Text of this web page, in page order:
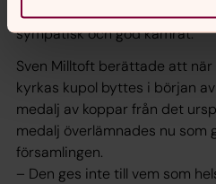
är inte svårt att tycka om dig
sympatisk och god kamrat.
Sven Milltoft berättade att
kyrkas kupol byttes i början
medalj av koppar från det
medalj överlämnades nu som
församlingen.
– Den ges inte till vem som